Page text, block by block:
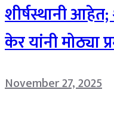
शीर्षस्थानी
केर यांनी मोठ्या
November 27, 2025